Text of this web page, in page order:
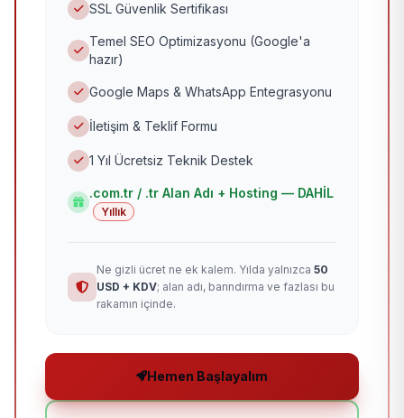
SSL Güvenlik Sertifikası
Temel SEO Optimizasyonu (Google'a
hazır)
Google Maps & WhatsApp Entegrasyonu
İletişim & Teklif Formu
1 Yıl Ücretsiz Teknik Destek
.com.tr / .tr Alan Adı + Hosting — DAHİL
Yıllık
Ne gizli ücret ne ek kalem. Yılda yalnızca 50
USD + KDV; alan adı, barındırma ve fazlası bu
rakamın içinde.
Hemen Başlayalım